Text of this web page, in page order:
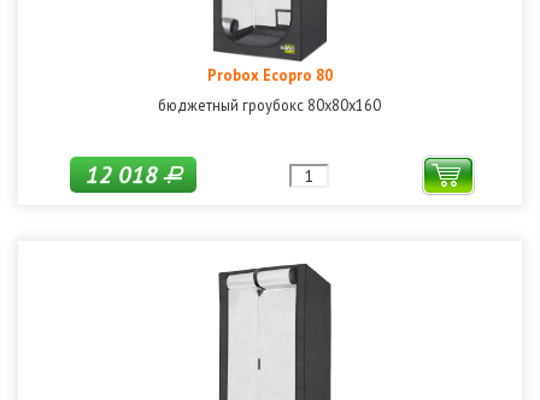
Probox Ecopro 80
бюджетный гроубокс 80х80х160
12 018Р